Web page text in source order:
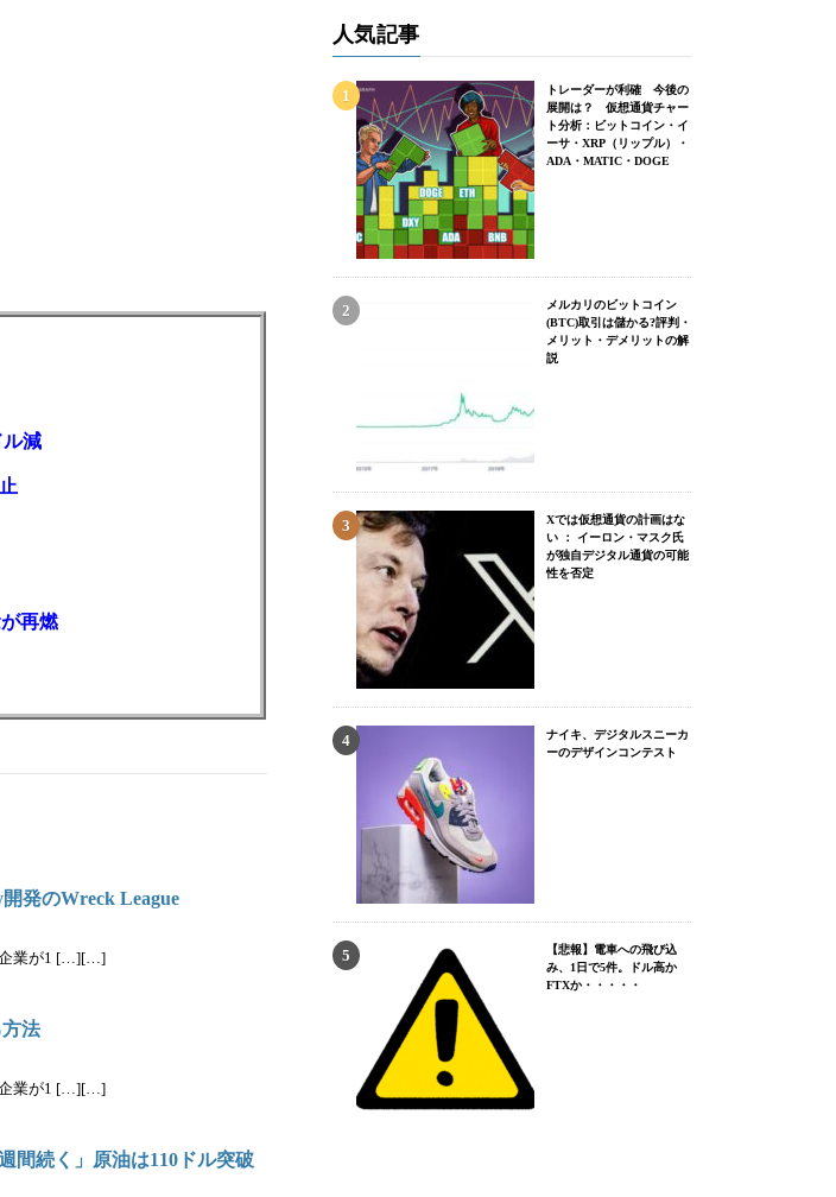
ル減
再燃
発のWreck League
企業が1 […][…]
法
企業が1 […][…]
間続く」原油は110ドル突破
人気記事
トレーダーが利確 今後の
展開は？ 仮想通貨チャー
ト分析：ビットコイン・イ
ーサ・XRP（リップル）・
ADA・MATIC・DOGE
メルカリのビットコイン
(BTC)取引は儲かる?評判・
メリット・デメリットの解
説
Xでは仮想通貨の計画はな
い ： イーロン・マスク氏
が独自デジタル通貨の可能
性を否定
ナイキ、デジタルスニーカ
ーのデザインコンテスト
【悲報】電車への飛び込
み、1日で5件。ドル高か
FTXか・・・・・